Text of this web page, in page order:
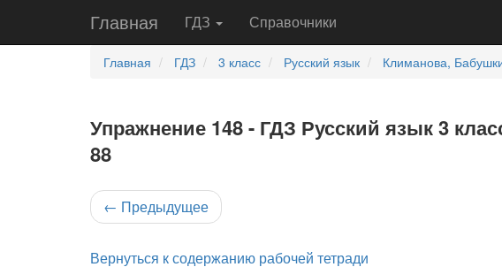
Главная ГДЗ Справочники
Главная ГДЗ 3 класс Русский язык Климанова,
Упражнение 148 - ГДЗ Русский язык 3
88
← Предыдущее
Вернуться к содержанию рабочей тетради